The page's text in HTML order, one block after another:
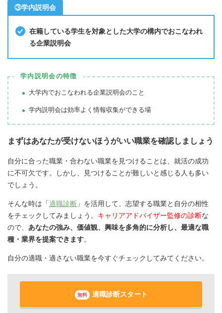
③学内説明会
在籍している学生を対象とした大学の構内でおこなわれ
る企業説明会
学内説明会の特徴
大学内でおこなわれる企業説明会のこと
学内説明会は効率よく情報収集ができる場
まずはあなたが受けないほうがいい職業を確認しましょう
自分に合った職業・合わない職業を見つけることは、就活の成功
に不可欠です。しかし、見つけることが難しいと感じる人も多い
でしょう。
そんな時は「適職診断 」を活用して、志望する職業と自分の相性
をチェックしてみましょう。 キャリアアドバイザー監修の診断な
ので、 あなたの強み、価値観、興味を多角的に分析し、最適な職
種・業界を提案できます。
自分の適職・適さない職業を今すぐチェックしてみてください。
無料 適職診断スタート